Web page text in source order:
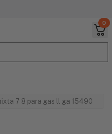
0
7 8 para gas ll ga 15490